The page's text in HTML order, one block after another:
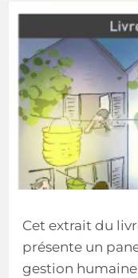
Cet extrait du
présente un
gestion